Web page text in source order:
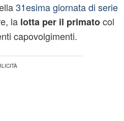
31esima giornata di serie
la lotta per il primatocol
capovolgimenti.